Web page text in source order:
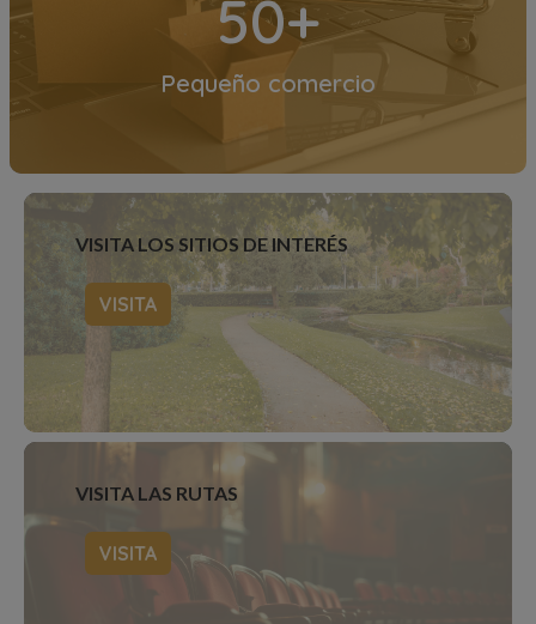
50+
Pequeño comercio
VISITA LOS SITIOS DE INTERÉS
VISITA
VISITA LAS RUTAS
VISITA